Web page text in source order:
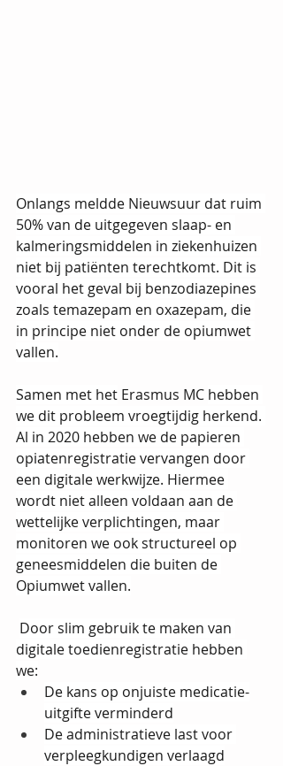
Onlangs meldde Nieuwsuur dat ruim
50% van de uitgegeven slaap- en
kalmeringsmiddelen in ziekenhuizen
niet bij patiënten terechtkomt. Dit is
vooral het geval bij benzodiazepines
zoals temazepam en oxazepam, die
in principe niet onder de opiumwet
vallen.
Samen met het Erasmus MC hebben
we dit probleem vroegtijdig herkend.
Al in 2020 hebben we de papieren
opiatenregistratie vervangen door
een digitale werkwijze. Hiermee
wordt niet alleen voldaan aan de
wettelijke verplichtingen, maar
monitoren we ook structureel op
geneesmiddelen die buiten de
Opiumwet vallen.
Door slim gebruik te maken van
digitale toedienregistratie hebben
we:
De kans op onjuiste medicatie-
uitgifte verminderd
De administratieve last voor
verpleegkundigen verlaagd